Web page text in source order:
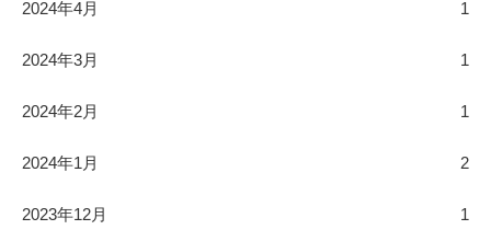
2024年4月 1
2024年3月 1
2024年2月 1
2024年1月 2
2023年12月 1